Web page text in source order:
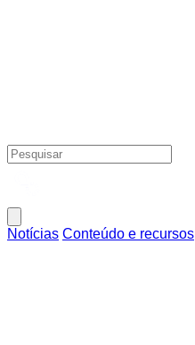
Notícias Conteúdo e recursos